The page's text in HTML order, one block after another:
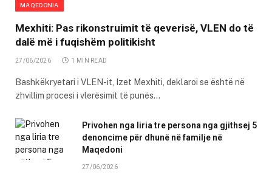
MAQEDONIA
Mexhiti: Pas rikonstruimit të qeverisë, VLEN do të
dalë më i fuqishëm politikisht
27/06/2026 1 MIN READ
Bashkëkryetari i VLEN-it, Izet Mexhiti, deklaroi se është në
zhvillim procesi i vlerësimit të punës…
Privohen nga liria tre persona nga gjithsej 5
denoncime për dhunë në familje në
Maqedoni
27/06/2026